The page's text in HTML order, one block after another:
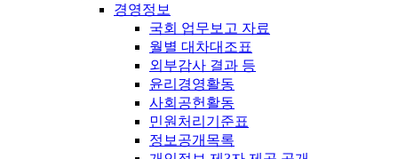
경영정보
국회 업무보고 자료
월별 대차대조표
외부감사 결과 등
윤리경영활동
사회공헌활동
민원처리기준표
정보공개목록